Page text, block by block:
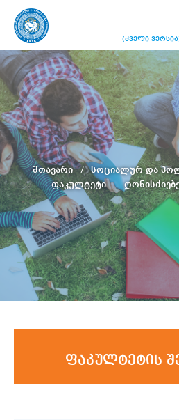
(ძველი
მთავარი
სოციალურ და
ფაკულტეტი
ფაკულტეტის